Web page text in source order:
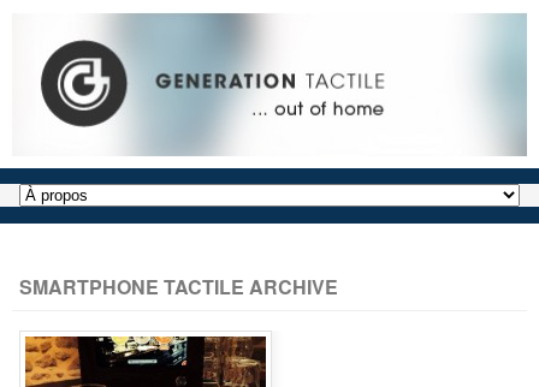
SMARTPHONE TACTILE ARCHIVE